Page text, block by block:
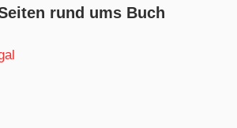
rund ums Buch